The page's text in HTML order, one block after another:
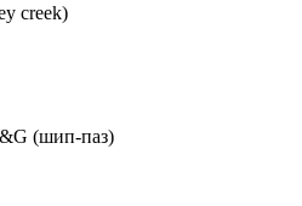
creek)
(шип-паз)